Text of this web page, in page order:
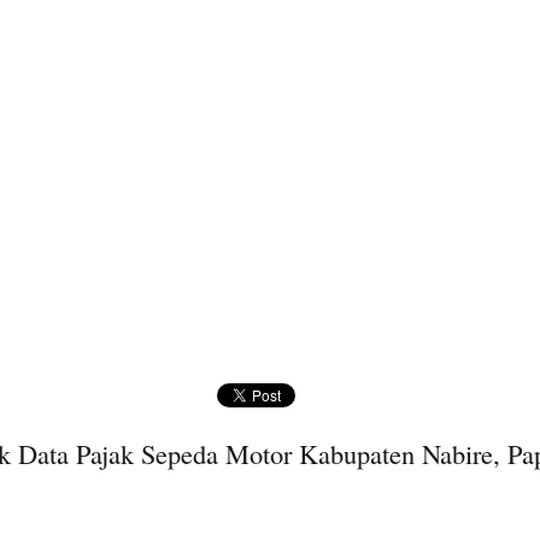
Data Pajak Sepeda Motor Kabupaten Nabire,